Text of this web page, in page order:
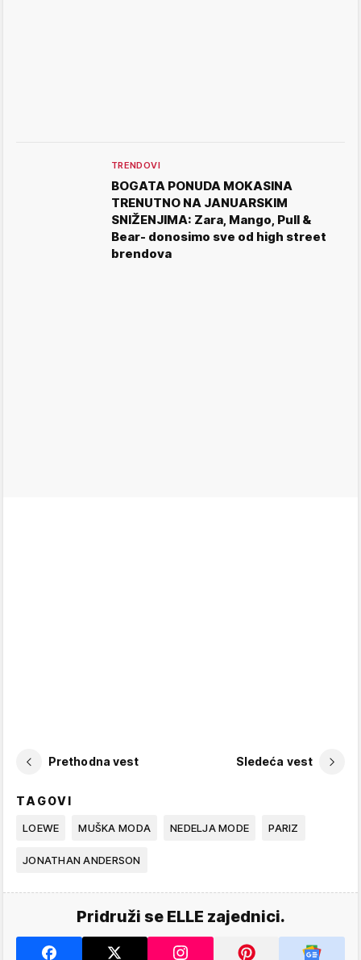
TRENDOVI
BOGATA PONUDA MOKASINA
TRENUTNO NA JANUARSKIM
SNIŽENJIMA: Zara, Mango, Pull &
Bear- donosimo sve od high street
brendova
Prethodna vest Sledeća vest
TAGOVI
LOEWE MUŠKA MODA NEDELJA MODE PARIZ
JONATHAN ANDERSON
Pridruži se ELLE zajednici.